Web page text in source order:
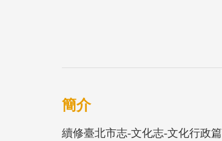
簡介
續修臺北市志-文化志-文化行政篇